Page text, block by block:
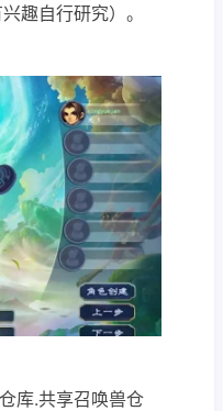
趣自行研究）。
库.共享召唤兽仓